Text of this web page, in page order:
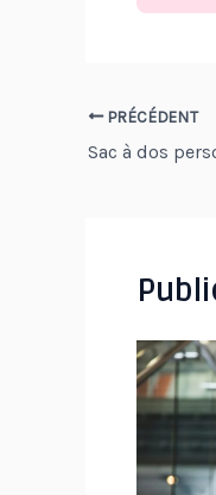
Navigation
des
PRÉCÉDENT